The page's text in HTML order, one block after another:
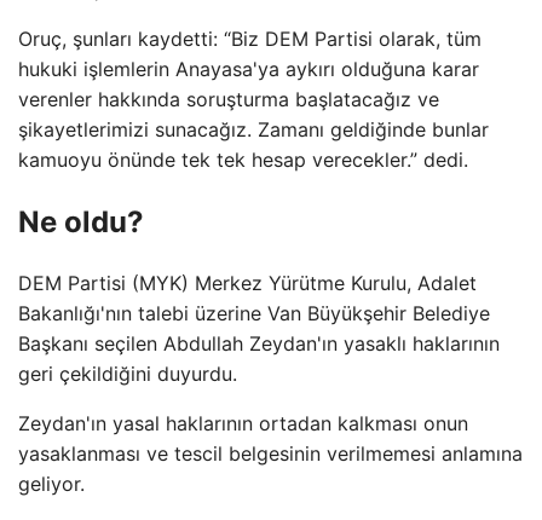
Oruç, şunları kaydetti: “Biz DEM Partisi olarak, tüm
hukuki işlemlerin Anayasa'ya aykırı olduğuna karar
verenler hakkında soruşturma başlatacağız ve
şikayetlerimizi sunacağız. Zamanı geldiğinde bunlar
kamuoyu önünde tek tek hesap verecekler.” dedi.
Ne oldu?
DEM Partisi (MYK) Merkez Yürütme Kurulu, Adalet
Bakanlığı'nın talebi üzerine Van Büyükşehir Belediye
Başkanı seçilen Abdullah Zeydan'ın yasaklı haklarının
geri çekildiğini duyurdu.
Zeydan'ın yasal haklarının ortadan kalkması onun
yasaklanması ve tescil belgesinin verilmemesi anlamına
geliyor.